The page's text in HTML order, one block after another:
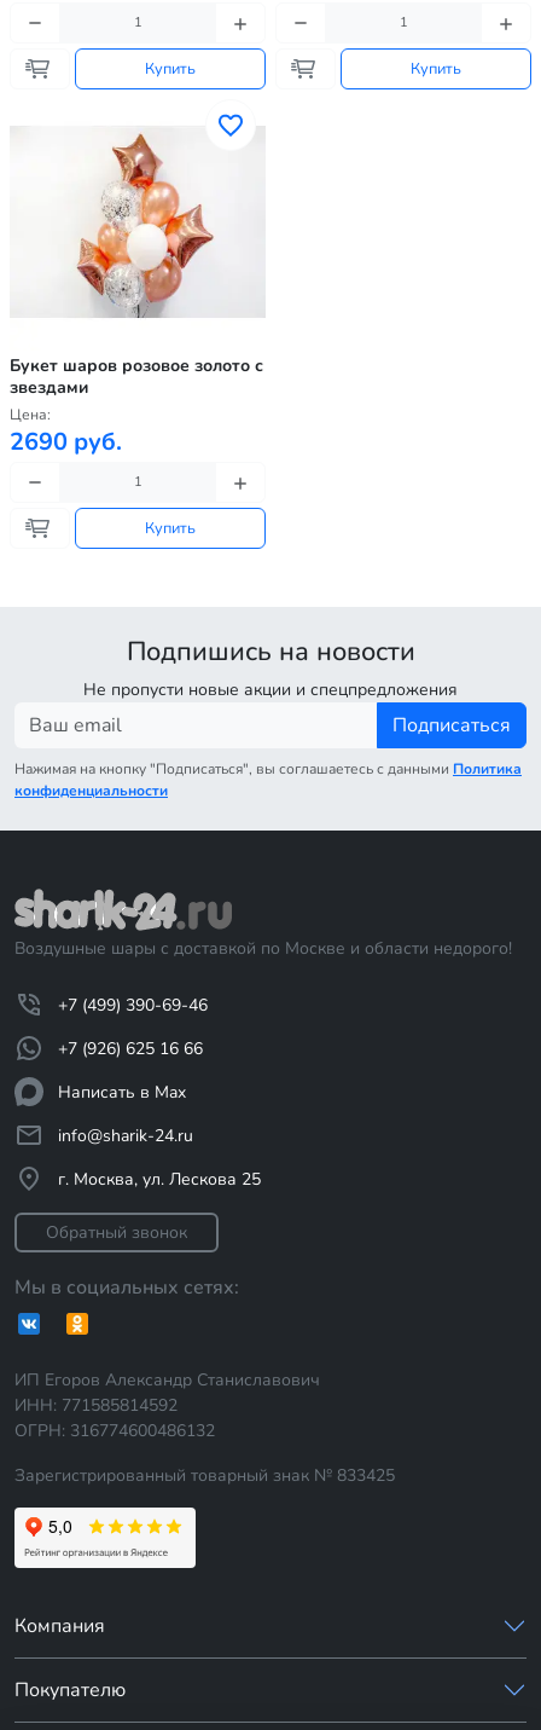
Купить Купить
Букет шаров розовое золото с
звездами
Цена:
2690 руб.
Купить
Подпишись на новости
Не пропусти новые акции и спецпредложения
Подписаться
Нажимая на кнопку "Подписаться", вы соглашаетесь с данными Политика
конфиденциальности
Воздушные шары с доставкой по Москве и области недорого!
+7 (499) 390-69-46
+7 (926) 625 16 66
Написать в Max
info@sharik-24.ru
г. Москва, ул. Лескова 25
Обратный звонок
Мы в социальных сетях:
ИП Егоров Александр Станиславович
ИНН: 771585814592
ОГРН: 316774600486132
Зарегистрированный товарный знак № 833425
Компания
Покупателю